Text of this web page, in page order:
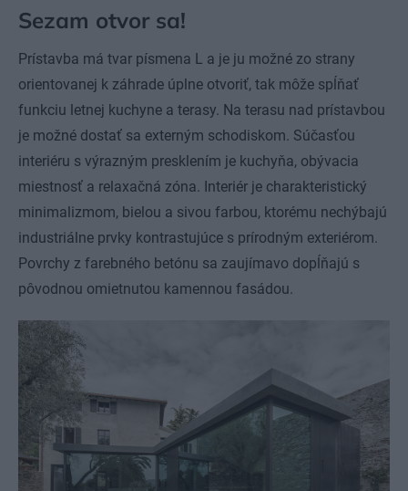
Sezam otvor sa!
Prístavba má tvar písmena L a je ju možné zo strany
orientovanej k záhrade úplne otvoriť, tak môže spĺňať
funkciu letnej kuchyne a terasy. Na terasu nad prístavbou
je možné dostať sa externým schodiskom. Súčasťou
interiéru s výrazným presklením je kuchyňa, obývacia
miestnosť a relaxačná zóna. Interiér je charakteristický
minimalizmom, bielou a sivou farbou, ktorému nechýbajú
industriálne prvky kontrastujúce s prírodným exteriérom.
Povrchy z farebného betónu sa zaujímavo dopĺňajú s
pôvodnou omietnutou kamennou fasádou.